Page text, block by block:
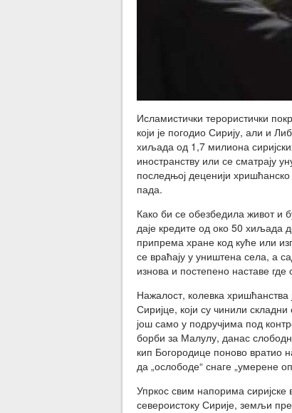
Исламистички терористички
који је погодио Сирију, али и
хиљада од 1,7 милиона
иностранству или се сматрају
последњој деценији
пада.
Како би се обезбедила живот и
даје кредите од око 50 хиљада
припрема хране код куће или
се враћају у уништена села, а
изнова и постепено наставе где
Нажалост, колевка
Сиријце, који су чинили
још само у подручјима под
борби за Малулу, данас
кип Богородице поново вратио
да „ослободе“ снаге „умерене
Упркос свим напорима сиријске
североистоку Сирије, земљи